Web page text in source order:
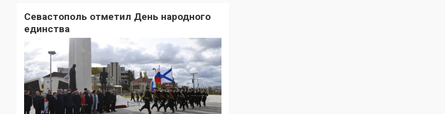
Севастополь отметил День народного
единства